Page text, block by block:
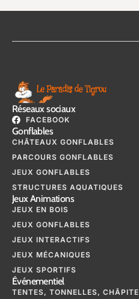
Réseaux sociaux
FACEBOOK
Gonflables
CHÂTEAUX GONFLABLES
PARCOURS GONFLABLES
JEUX GONFLABLES
STRUCTURES AQUATIQUES
Jeux Animations
JEUX EN BOIS
JEUX GONFLABLES
JEUX INTERACTIFS
JEUX MÉCANIQUES
JEUX SPORTIFS
Événementiel
TENTES, TONNELLES,